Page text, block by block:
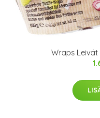
Wraps Leivät